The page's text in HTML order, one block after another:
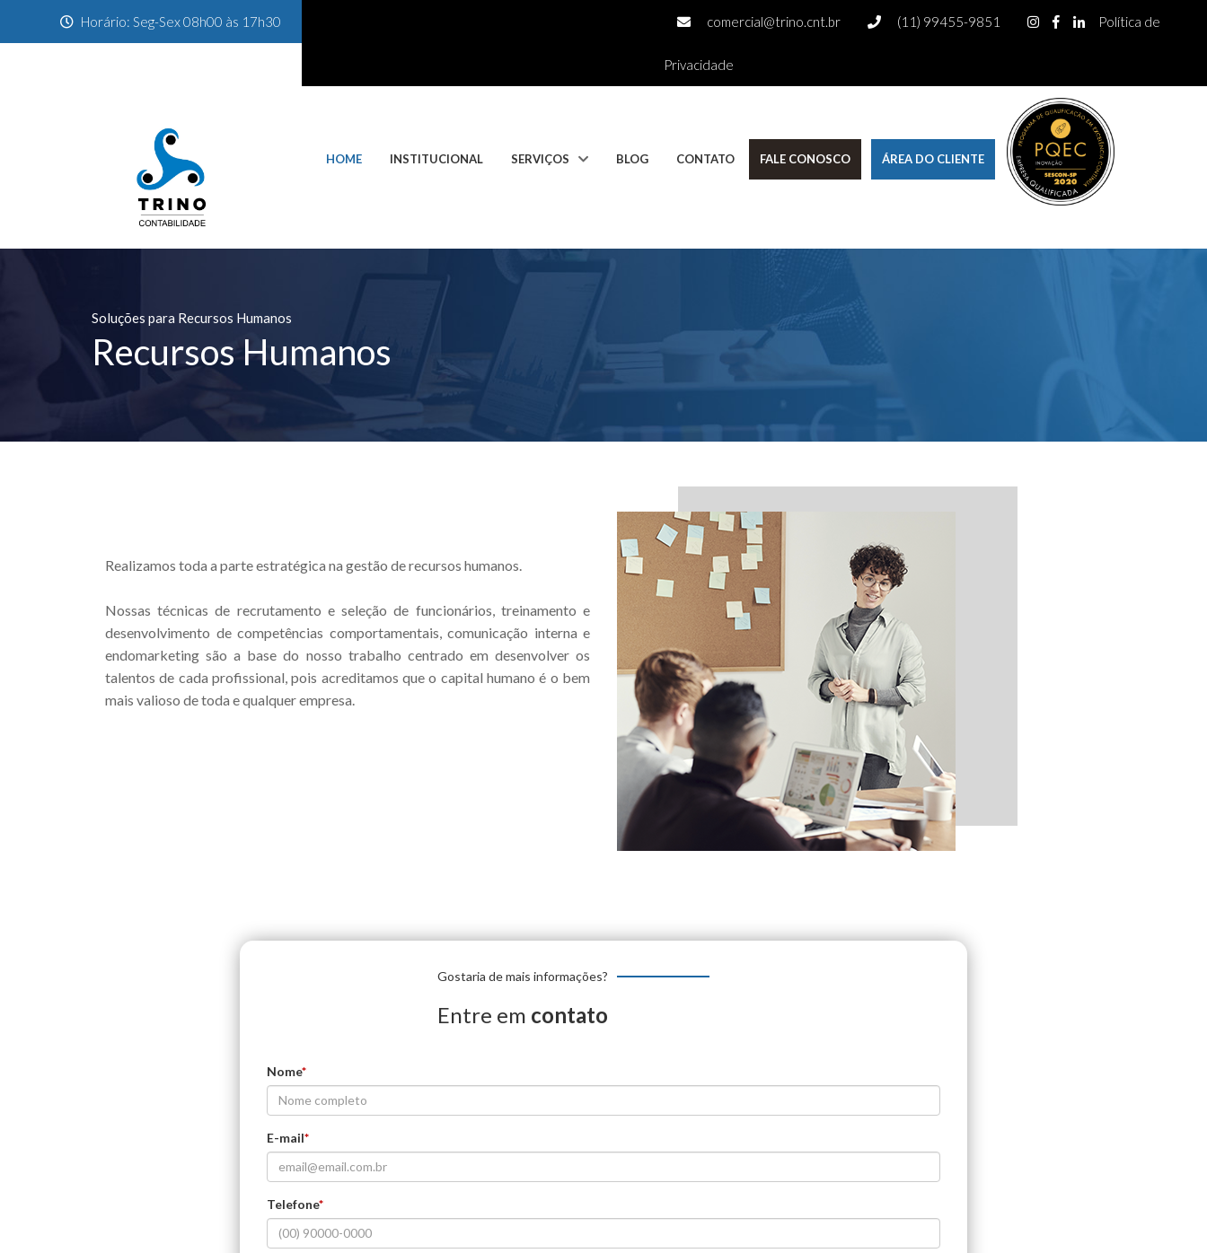
Horário: Seg-Sex 08h00 às 17h30 comercial@trino.cnt.br (11) 99455-9851 Política de
Privacidade
HOME INSTITUCIONAL SERVIÇOS BLOG CONTATO FALE CONOSCO ÁREA DO CLIENTE
Soluções para Recursos Humanos
Recursos Humanos
Realizamos toda a parte estratégica na gestão de recursos humanos.
Nossas técnicas de recrutamento e seleção de funcionários, treinamento e
desenvolvimento de competências comportamentais, comunicação interna e
endomarketing são a base do nosso trabalho centrado em desenvolver os
talentos de cada profissional, pois acreditamos que o capital humano é o bem
mais valioso de toda e qualquer empresa.
Gostaria de mais informações?
Entre em contato
Nome*
E-mail*
Telefone*